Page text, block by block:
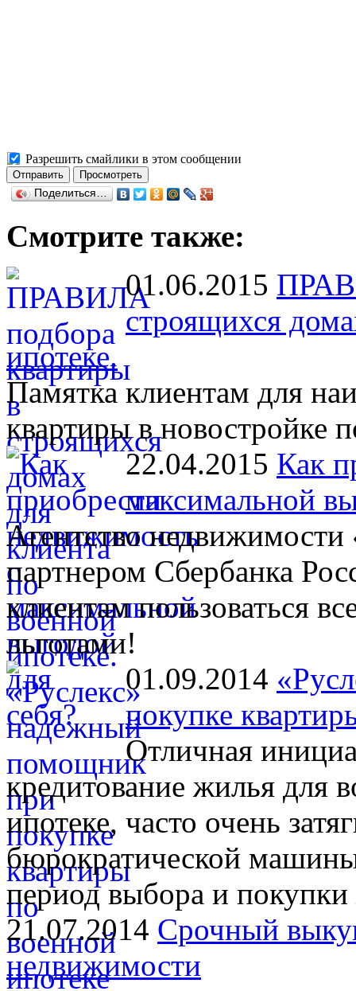
Разрешить смайлики в этом сообщении
Поделиться…
Смотрите также:
01.06.2015
строящихся
ипотеке.
Памятка клиентам для
квартиры в новостройке
22.04.2015 Как
максимальной
Агентство
партнером Сбербанка
клиентам пользоваться
льготами!
01.09.2014
покупке
Отличная
кредитование жилья для
ипотеке, часто очень
бюрократической
период выбора и
21.07.2014 Срочный
недвижимости